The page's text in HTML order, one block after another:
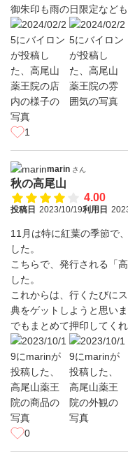
御朱印も雨の日限定なども
1
marin さん
秋の高尾山
4.00
投稿日 2023/10/19利用日
11月は特に紅葉の季節で
した。
こちらで、発行される「
した。
これからは、行くたびに
典をゲットしようと思い
でもまとめて押印してく
0